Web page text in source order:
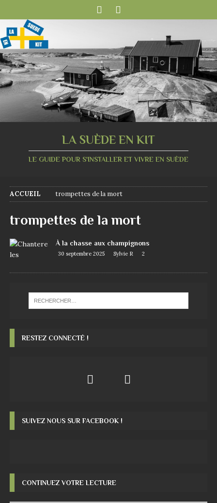
LA SUÈDE EN KIT
LE GUIDE POUR S'INSTALLER ET VIVRE EN SUÈDE
ACCUEIL trompettes de la mort
trompettes de la mort
À la chasse aux champignons
30 septembre 2025 Sylvie R 2
RESTEZ CONNECTÉ !
SUIVEZ NOUS SUR FACEBOOK !
CONTINUEZ VOTRE LECTURE